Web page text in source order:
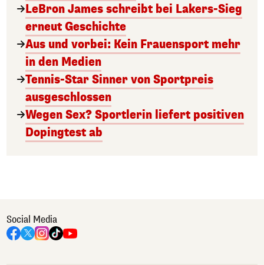
LeBron James schreibt bei Lakers-Sieg
erneut Geschichte
Aus und vorbei: Kein Frauensport mehr
in den Medien
Tennis-Star Sinner von Sportpreis
ausgeschlossen
Wegen Sex? Sportlerin liefert positiven
Dopingtest ab
Social Media